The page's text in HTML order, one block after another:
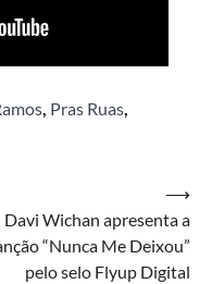
, Pras Ruas,
Davi Wichan apresenta a
“Nunca Me Deixou”
pelo selo Flyup Digital
⟶